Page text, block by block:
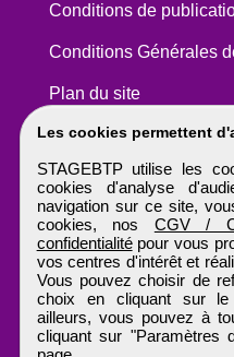
Les cookies permettent
STAGEBTP utilise les
cookies d'analyse
navigation sur ce site,
cookies, nos CGV /
confidentialitépour vous
vos centres d'intérêt et
Vous pouvez choisir de
choix en cliquant sur le
ailleurs, vous pouvez à
cliquant sur "Paramètres
Conditions de
Conditions Générales
Plan du site